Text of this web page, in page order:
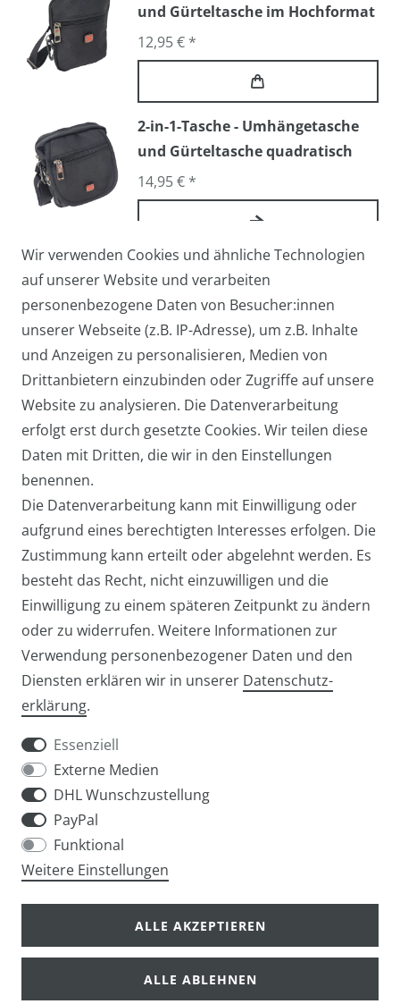
und Gürteltasche im Hochformat
12,95 € *
2-in-1-Tasche - Umhängetasche
und Gürteltasche quadratisch
14,95 € *
Arbeitstasche / Flugbegleiter /
Pilotentasche Medium
27,95 € *
Arbeitstasche / Laptoptasche /
Umhängetasche Groß
39,95 € *
Widerrufs­formular
Impressum Daten­schutz­erklärung
info@taschen-tony.de
© Copyright 2026 | Alle Rechte vorbehalten.
Wir verwenden Cookies und ähnliche Technologien
auf unserer Website und verarbeiten
personenbezogene Daten von Besucher:innen
unserer Webseite (z.B. IP-Adresse), um z.B. Inhalte
und Anzeigen zu personalisieren, Medien von
Drittanbietern einzubinden oder Zugriffe auf unsere
Website zu analysieren. Die Datenverarbeitung
erfolgt erst durch gesetzte Cookies. Wir teilen diese
Daten mit Dritten, die wir in den Einstellungen
benennen.
Die Datenverarbeitung kann mit Einwilligung oder
aufgrund eines berechtigten Interesses erfolgen. Die
Zustimmung kann erteilt oder abgelehnt werden. Es
besteht das Recht, nicht einzuwilligen und die
Einwilligung zu einem späteren Zeitpunkt zu ändern
oder zu widerrufen. Weitere Informationen zur
Verwendung personenbezogener Daten und den
Diensten erklären wir in unserer Daten­schutz­
erklärung.
Essenziell
Externe Medien
DHL Wunschzustellung
PayPal
Funktional
Weitere Einstellungen
ALLE AKZEPTIEREN
ALLE ABLEHNEN